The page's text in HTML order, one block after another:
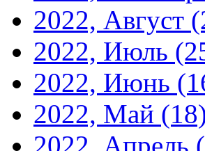
2022, Август
2022, Июль
2022, Июнь
2022, Май
2022, Апрель